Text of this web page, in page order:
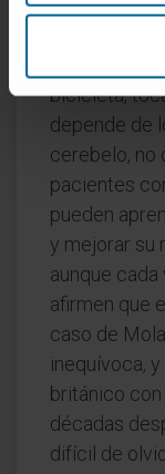
bicicleta,
depende de
cerebelo, no
pacientes
pueden
y mejorar su
aunque
afirmen que
caso de
inequívoca,
británico
décadas
difícil de